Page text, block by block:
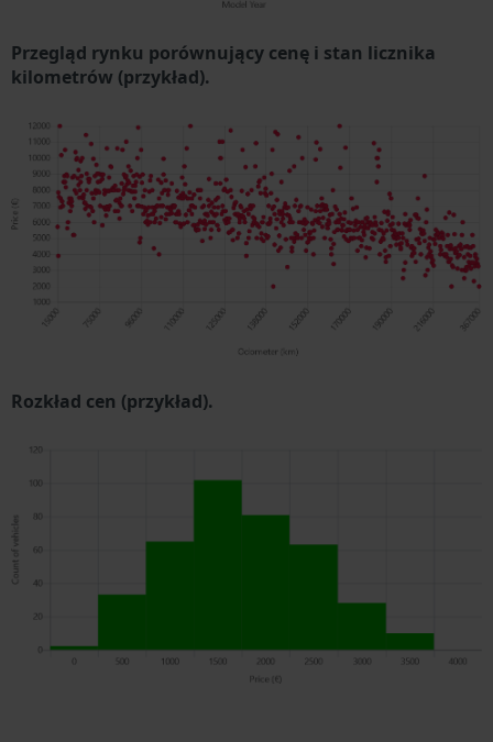
Przegląd rynku porównujący cenę i stan licznika
kilometrów (przykład).
Rozkład cen (przykład).